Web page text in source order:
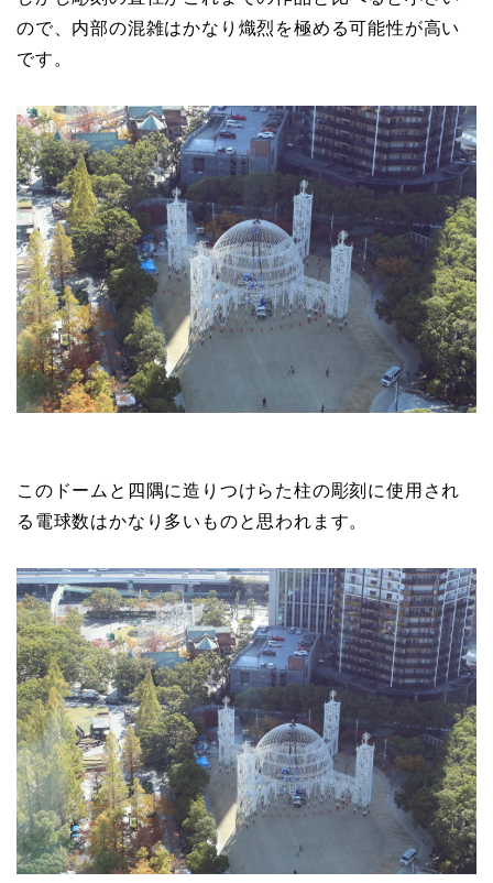
ので、内部の混雑はかなり熾烈を極める可能性が高い
です。
このドームと四隅に造りつけらた柱の彫刻に使用され
る電球数はかなり多いものと思われます。